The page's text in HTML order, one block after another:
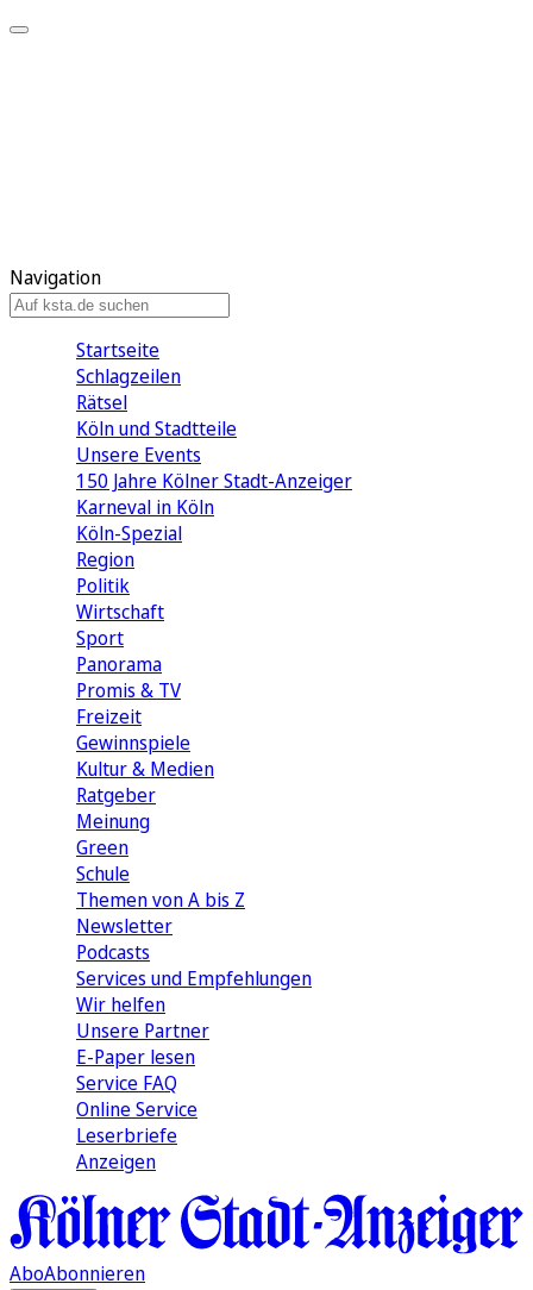
Navigation
Startseite
Schlagzeilen
Rätsel
Köln und Stadtteile
Unsere Events
150 Jahre Kölner Stadt-Anzeiger
Karneval in Köln
Köln-Spezial
Region
Politik
Wirtschaft
Sport
Panorama
Promis & TV
Freizeit
Gewinnspiele
Kultur & Medien
Ratgeber
Meinung
Green
Schule
Themen von A bis Z
Newsletter
Podcasts
Services und Empfehlungen
Wir helfen
Unsere Partner
E-Paper lesen
Service FAQ
Online Service
Leserbriefe
Anzeigen
AboAbonnieren